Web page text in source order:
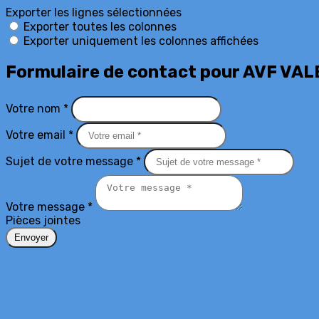
Exporter les lignes sélectionnées
Exporter toutes les colonnes
Exporter uniquement les colonnes affichées
Formulaire de contact pour AVF
Votre nom *
Votre email *
Sujet de votre message *
Votre message *
Pièces jointes
Envoyer